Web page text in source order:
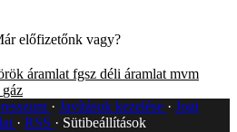
előfizetőnk vagy?
áramlat fgsz déli áramlat mvm
gáz
Javítások kezelése
Jogi
RSS
Sütibeállítások